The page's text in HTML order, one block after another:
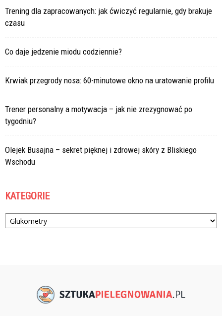
Trening dla zapracowanych: jak ćwiczyć regularnie, gdy brakuje
czasu
Co daje jedzenie miodu codziennie?
Krwiak przegrody nosa: 60-minutowe okno na uratowanie profilu
Trener personalny a motywacja – jak nie zrezygnować po
tygodniu?
Olejek Busajna – sekret pięknej i zdrowej skóry z Bliskiego
Wschodu
KATEGORIE
Kategorie